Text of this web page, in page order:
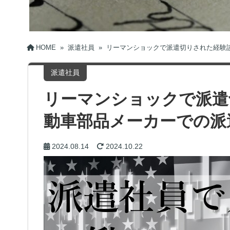
HOME » 派遣社員 » リーマンショックで派遣切りされた経
派遣社員
リーマンショックで派
動車部品メーカーでの
2024.08.14 2024.10.22